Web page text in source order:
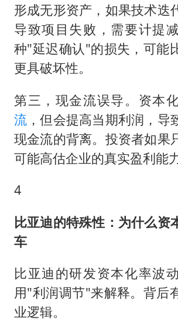
形成无形资产，如果技术迭
导致项目失败，需要计提
种"延迟确认"的损失，可能
更具破坏性。
第三，现金流误导。资本
流 ，但会提高当期利润，导
现金流的背离。投资者如果
可能高估企业的真实盈利能力
4
比亚迪的特殊性：为什么资
车
比亚迪的研发资本化率波
用"利润调节"来解释。背后
业逻辑。